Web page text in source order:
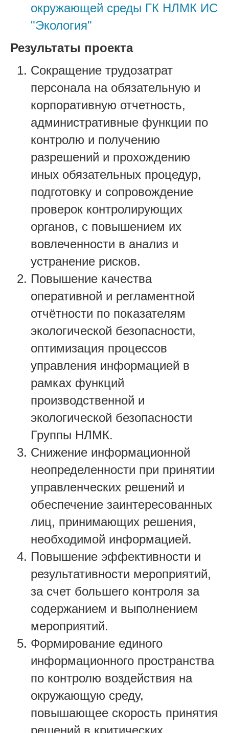
окружающей среды ГК НЛМК ИС
"Экология"
Результаты проекта
Сокращение трудозатрат
персонала на обязательную и
корпоративную отчетность,
административные функции по
контролю и получению
разрешений и прохождению
иных обязательных процедур,
подготовку и сопровождение
проверок контролирующих
органов, с повышением их
вовлеченности в анализ и
устранение рисков.
Повышение качества
оперативной и регламентной
отчётности по показателям
экологической безопасности,
оптимизация процессов
управления информацией в
рамках функций
производственной и
экологической безопасности
Группы НЛМК.
Снижение информационной
неопределенности при принятии
управленческих решений и
обеспечение заинтересованных
лиц, принимающих решения,
необходимой информацией.
Повышение эффективности и
результативности мероприятий,
за счет большего контроля за
содержанием и выполнением
мероприятий.
Формирование единого
информационного пространства
по контролю воздействия на
окружающую среду,
повышающее скорость принятия
решений в критических